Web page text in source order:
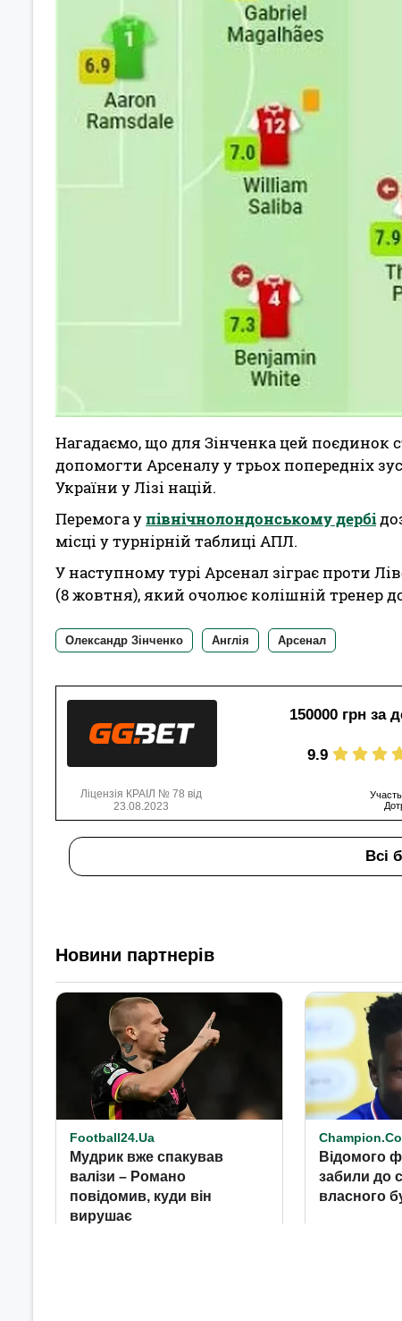
Нагадаємо, що для Зінченка цей поєдинок
допомогти Арсеналу у трьох попередніх
України у Лізі націй.
Перемога упівнічнолондонському дербі
місці у турнірній таблиці АПЛ.
У наступному турі Арсенал зіграє проти
(8 жовтня), який очолює колішній тренер
Олександр Зінченко Англія Арсенал
150000 грн за
9.9
Ліцензія КРАІЛ № 78 від
23.08.2023
Всі